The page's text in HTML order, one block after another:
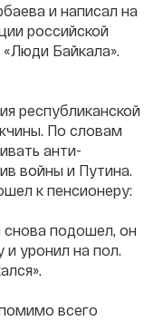
и написал на
российской
Байкала».
республиканской
По словам
анти-
войны и Путина.
к пенсионеру:
снова подошел, он
и уронил на пол.
всего